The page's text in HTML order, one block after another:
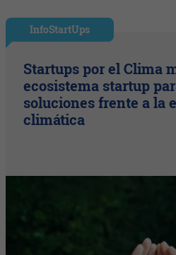
InfoStartUps
Startups por el Clima
ecosistema startup
soluciones frente a la
climática